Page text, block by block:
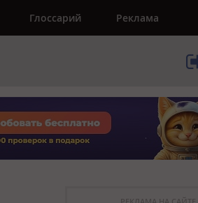
Глоссарий Реклама